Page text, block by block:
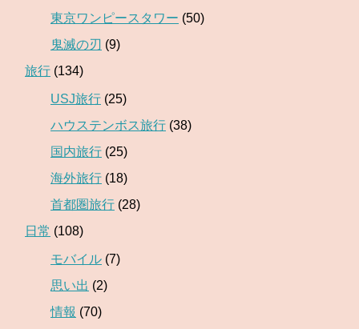
東京ワンピースタワー (50)
鬼滅の刃 (9)
旅行 (134)
USJ旅行 (25)
ハウステンボス旅行 (38)
国内旅行 (25)
海外旅行 (18)
首都圏旅行 (28)
日常 (108)
モバイル (7)
思い出 (2)
情報 (70)